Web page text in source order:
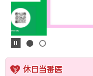
休日当番医